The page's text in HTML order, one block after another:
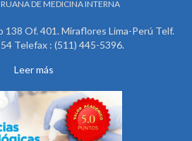
DE MEDICINA INTERNA
138 Of. 401. Miraflores Lima-Perú Telf.
Telefax : (511) 445-5396.
Leer más